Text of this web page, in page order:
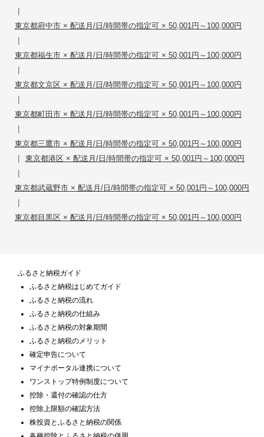
|
東京都府中市 × 配送月/日/時間帯の指定可 × 50,001円～100,000円
|
東京都福生市 × 配送月/日/時間帯の指定可 × 50,001円～100,000円
|
東京都文京区 × 配送月/日/時間帯の指定可 × 50,001円～100,000円
|
東京都町田市 × 配送月/日/時間帯の指定可 × 50,001円～100,000円
|
東京都三鷹市 × 配送月/日/時間帯の指定可 × 50,001円～100,000円
| 東京都港区 × 配送月/日/時間帯の指定可 × 50,001円～100,000円
|
東京都武蔵野市 × 配送月/日/時間帯の指定可 × 50,001円～100,000円
|
東京都目黒区 × 配送月/日/時間帯の指定可 × 50,001円～100,000円
ふるさと納税ガイド
ふるさと納税はじめてガイド
ふるさと納税の流れ
ふるさと納税の仕組み
ふるさと納税の対象期間
ふるさと納税のメリット
確定申告について
マイナポータル連携について
ワンストップ特例制度について
控除・還付の確認の仕方
控除上限額の確認方法
株投資とふるさと納税の関係